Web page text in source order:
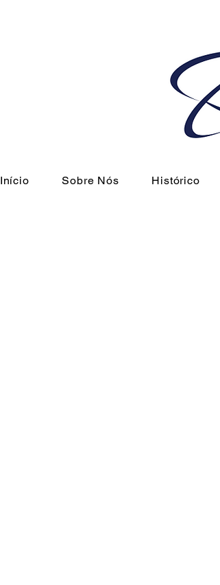
Início Sobre Nós Histórico